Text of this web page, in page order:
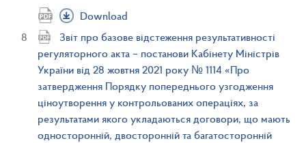
Download
Звіт про базове відстеження результативності
регуляторного акта – постанови Кабінету Міністрів
України від 28 жовтня 2021 року № 1114 «Про
затвердження Порядку попереднього узгодження
ціноутворення у контрольованих операціях, за
результатами якого укладаються договори, що мають
односторонній, двосторонній та багатосторонній